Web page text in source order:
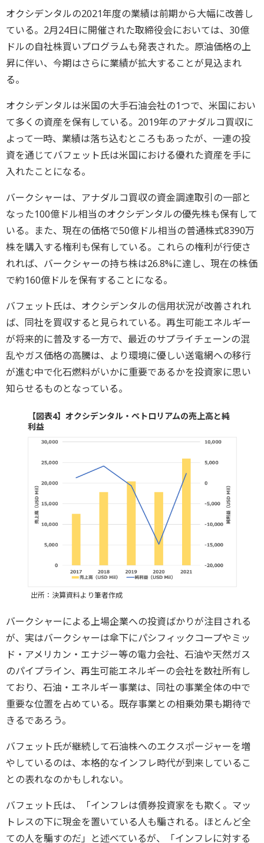
オクシデンタルの2021年度の業績は前期から大幅に改善し
ている。2月24日に開催された取締役会においては、30億
ドルの自社株買いプログラムも発表された。原油価格の上
昇に伴い、今期はさらに業績が拡大することが見込まれ
る。
オクシデンタルは米国の大手石油会社の1つで、米国におい
て多くの資産を保有している。2019年のアナダルコ買収に
よって一時、業績は落ち込むところもあったが、一連の投
資を通じてバフェット氏は米国における優れた資産を手に
入れたことになる。
バークシャーは、アナダルコ買収の資金調達取引の一部と
なった100億ドル相当のオクシデンタルの優先株も保有して
いる。また、現在の価格で50億ドル相当の普通株式8390万
株を購入する権利も保有している。これらの権利が行使さ
れれば、バークシャーの持ち株は26.8%に達し、現在の株価
で約160億ドルを保有することになる。
バフェット氏は、オクシデンタルの信用状況が改善されれ
ば、同社を買収すると見られている。再生可能エネルギー
が将来的に普及する一方で、最近のサプライチェーンの混
乱やガス価格の高騰は、より環境に優しい送電網への移行
が進む中で化石燃料がいかに重要であるかを投資家に思い
知らせるものとなっている。
【図表4】オクシデンタル・ペトロリアムの売上高と純
利益
出所：決算資料より筆者作成
バークシャーによる上場企業への投資ばかりが注目される
が、実はバークシャーは傘下にパシフィックコープやミッ
ド・アメリカン・エナジー等の電力会社、石油や天然ガス
のパイプライン、再生可能エネルギーの会社を数社所有し
ており、石油・エネルギー事業は、同社の事業全体の中で
重要な位置を占めている。既存事業との相乗効果も期待で
きるであろう。
バフェット氏が継続して石油株へのエクスポージャーを増
やしているのは、本格的なインフレ時代が到来しているこ
との表れなのかもしれない。
バフェット氏は、「インフレは債券投資家をも欺く。マッ
トレスの下に現金を置いている人も騙される。ほとんど全
ての人を騙すのだ」と述べているが、「インフレに対する